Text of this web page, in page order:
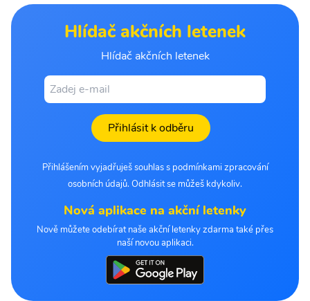
Hlídač akčních letenek
Hlídač akčních letenek
Přihlásit k odběru
Přihlášením vyjadřuješ souhlas s podmínkami zpracování
osobních údajů. Odhlásit se můžeš kdykoliv.
Nová aplikace na akční letenky
Nově můžete odebírat naše akční letenky zdarma také přes
naší novou aplikaci.